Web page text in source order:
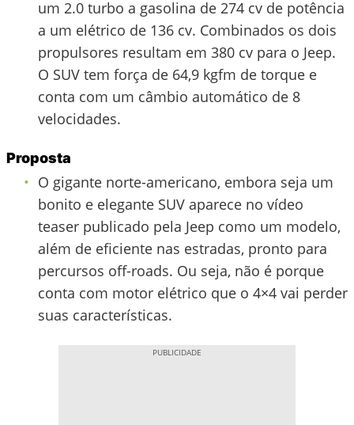
um 2.0 turbo a gasolina de 274 cv de potência
a um elétrico de 136 cv. Combinados os dois
propulsores resultam em 380 cv para o Jeep.
O SUV tem força de 64,9 kgfm de torque e
conta com um câmbio automático de 8
velocidades.
Proposta
O gigante norte-americano, embora seja um
bonito e elegante SUV aparece no vídeo
teaser publicado pela Jeep como um modelo,
além de eficiente nas estradas, pronto para
percursos off-roads. Ou seja, não é porque
conta com motor elétrico que o 4×4 vai perder
suas características.